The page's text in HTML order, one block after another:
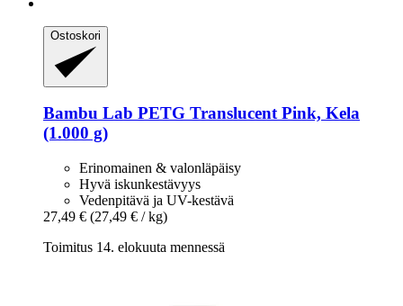
Ostoskori
Bambu Lab PETG Translucent Pink, Kela
(1.000 g)
Erinomainen & valonläpäisy
Hyvä iskunkestävyys
Vedenpitävä ja UV-kestävä
27,49 € (27,49 € / kg)
Toimitus 14. elokuuta mennessä